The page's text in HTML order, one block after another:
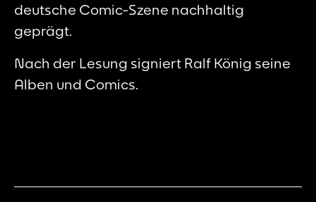
deutsche Comic-Szene nachhaltig
geprägt.
Nach der Lesung signiert Ralf König seine
Alben und Comics.